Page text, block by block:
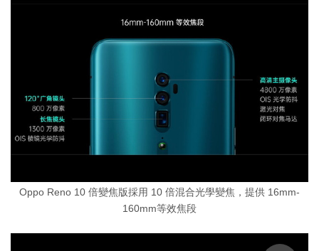
Oppo Reno 10 倍變焦版採用 10 倍混合光學變焦，提供 16mm-
160mm等效焦段